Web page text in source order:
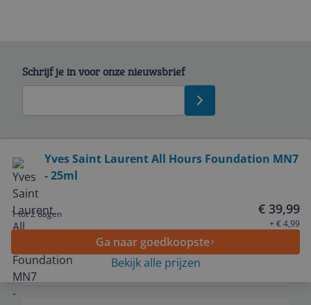
Yves Saint Laurent All Hours Foundation MN7
- 25ml
1 tot 2 dagen € 39,99
+ € 4,99
Ga naar goedkoopste
Bekijk alle prijzen
Schrijf je in voor onze nieuwsbrief
Service
Algemeen